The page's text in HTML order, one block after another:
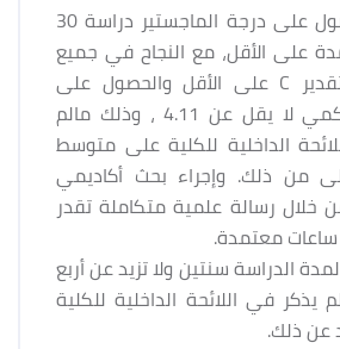
يتطلب الحصول على درجة الماجستير دراسة 30
على الأقل، مع النجاح في جميع
المقررات بتقدير C على الأقل والحصول على
متوسط تراكمي لا يقل عن 4.11 ، وذلك مالم
الداخلية للكلية على متوسط
من ذلك. وإجراء بحث أكاديمي
خلال رسالة علمية متكاملة تقدر
الدراسة سنتين ولا تزيد عن أربع
يذكر في اللائحة الداخلية للكلية
عن ذلك.